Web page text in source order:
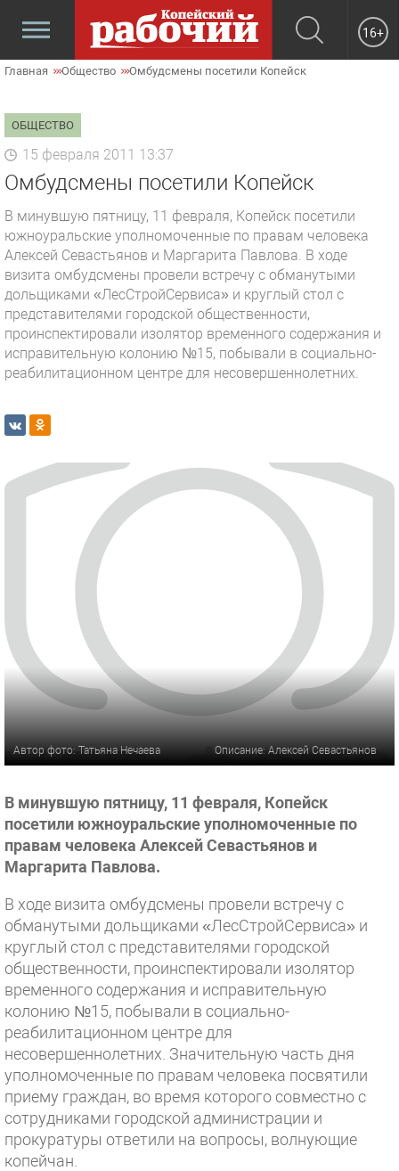
16+
Главная Общество Омбудсмены посетили Копейск
ОБЩЕСТВО
15 февраля 2011 13:37
Омбудсмены посетили Копейск
В минувшую пятницу, 11 февраля, Копейск посетили
южноуральские уполномоченные по правам человека
Алексей Севастьянов и Маргарита Павлова. В ходе
визита омбудсмены провели встречу с обманутыми
дольщиками «ЛесСтройСервиса» и круглый стол с
представителями городской общественности,
проинспектировали изолятор временного содержания и
исправительную колонию №15, побывали в социально-
реабилитационном центре для несовершеннолетних.
Автор фото: Татьяна Нечаева Описание: Алексей Севастьянов
В минувшую пятницу, 11 февраля, Копейск
посетили южноуральские уполномоченные по
правам человека Алексей Севастьянов и
Маргарита Павлова.
В ходе визита омбудсмены провели встречу с
обманутыми дольщиками «ЛесСтройСервиса» и
круглый стол с представителями городской
общественности, проинспектировали изолятор
временного содержания и исправительную
колонию №15, побывали в социально-
реабилитационном центре для
несовершеннолетних. Значительную часть дня
уполномоченные по правам человека посвятили
приему граждан, во время которого совместно с
сотрудниками городской администрации и
прокуратуры ответили на вопросы, волнующие
копейчан.